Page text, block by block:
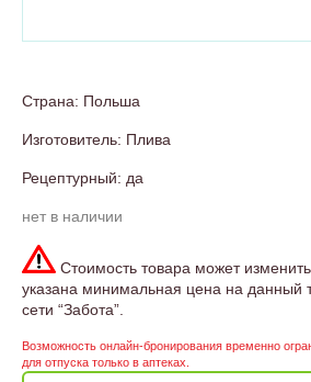
Страна: Польша
Изготовитель: Плива
Рецептурный: да
нет в наличии
Стоимость товара может
указана минимальная цена на данный
сети “Забота”.
Возможность онлайн-бронирования временно
для отпуска только в аптеках.